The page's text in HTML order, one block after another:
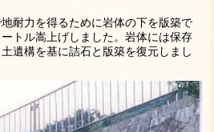
耐力を得るために岩体の下を版築で
トル嵩上げしました。岩体には保存
遺構を基に詰石と版築を復元しまし